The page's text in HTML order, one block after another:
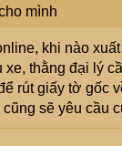
mình
khi nào
xe, thằng đại lý
rút giấy tờ gốc
sẽ yêu cầu